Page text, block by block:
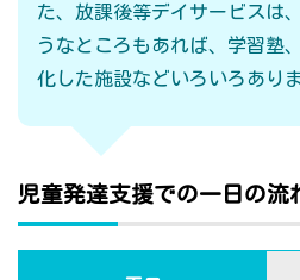
た、放課後等デイサービスは
うなところもあれば、学習塾
化した施設などいろいろありま
児童発達支援での一日の流